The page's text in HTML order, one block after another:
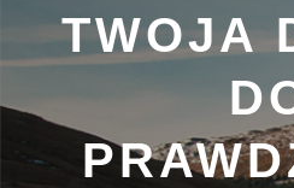
TWOJA